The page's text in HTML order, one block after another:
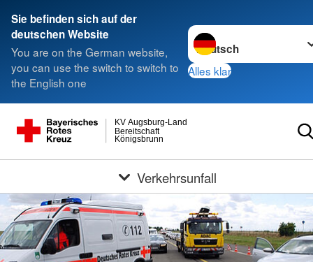
Sie befinden sich auf der
deutschen Website
You are on the German website,
you can use the switch to switch to
the English one
Sprache wechseln zu
Alles klar
Königsbrunn
Bereitschaft
KV Augsburg-Land
Verkehrsunfall